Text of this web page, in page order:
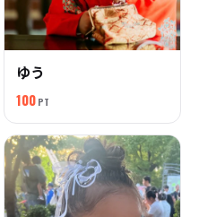
ゆう
100 PT